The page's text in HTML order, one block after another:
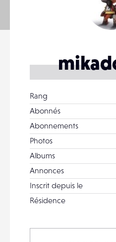
Rang
Abonnés
Abonnements
Photos
Albums
Annonces
Inscrit depuis le
Résidence